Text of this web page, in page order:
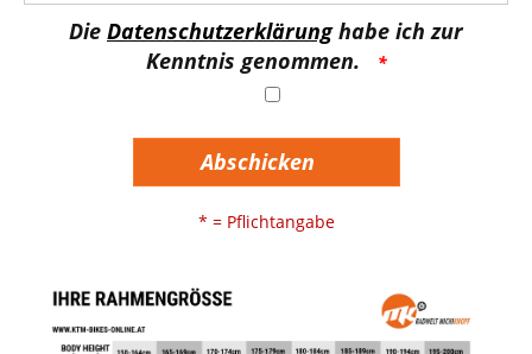
Die Datenschutzerklärunghabe ich zur
Kenntnis genommen.
Abschicken
* = Pflichtangabe